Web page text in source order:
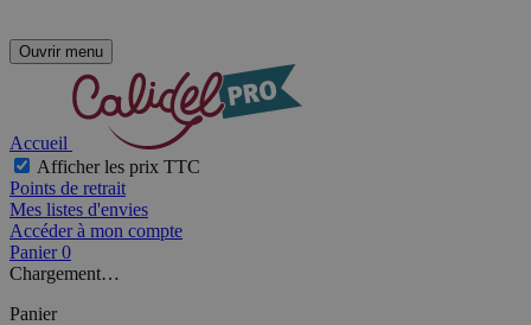
Ouvrir menu
Accueil
Afficher les prix TTC
Points de retrait
Mes listes d'envies
Accéder à mon compte
Panier 0
Chargement…
Panier